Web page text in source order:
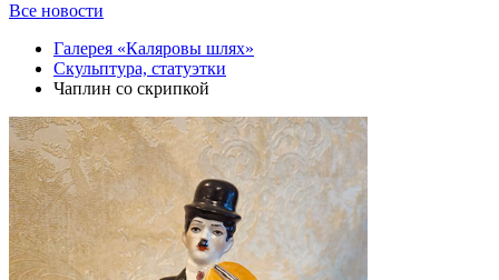
Все новости
Галерея «Каляровы шлях»
Скульптура, статуэтки
Чаплин со скрипкой